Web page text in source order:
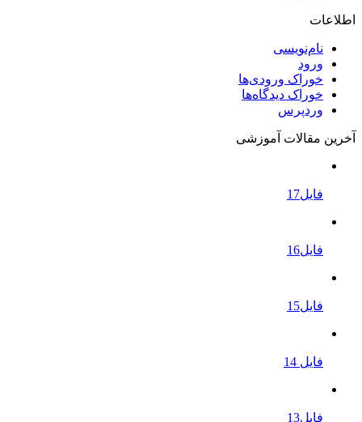
اطلاعات
نام‌نویسی
ورود
خوراک ورودی‌ها
خوراک دیدگاه‌ها
وردپرس
آخرین مقالات آموزشی
فایل17
فایل16
فایل15
فایل 14
فایل13